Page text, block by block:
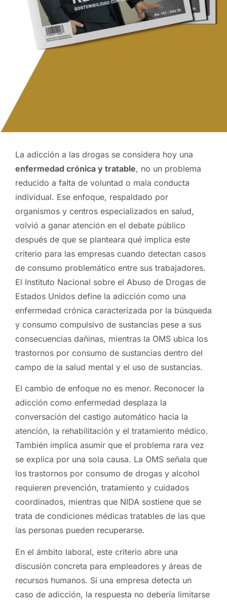
La adicción a las drogas se considera hoy una
enfermedad crónica y tratable, no un problema
reducido a falta de voluntad o mala conducta
individual. Ese enfoque, respaldado por
organismos y centros especializados en salud,
volvió a ganar atención en el debate público
después de que se planteara qué implica este
criterio para las empresas cuando detectan casos
de consumo problemático entre sus trabajadores.
El Instituto Nacional sobre el Abuso de Drogas de
Estados Unidos define la adicción como una
enfermedad crónica caracterizada por la búsqueda
y consumo compulsivo de sustancias pese a sus
consecuencias dañinas, mientras la OMS ubica los
trastornos por consumo de sustancias dentro del
campo de la salud mental y el uso de sustancias.
El cambio de enfoque no es menor. Reconocer la
adicción como enfermedad desplaza la
conversación del castigo automático hacia la
atención, la rehabilitación y el tratamiento médico.
También implica asumir que el problema rara vez
se explica por una sola causa. La OMS señala que
los trastornos por consumo de drogas y alcohol
requieren prevención, tratamiento y cuidados
coordinados, mientras que NIDA sostiene que se
trata de condiciones médicas tratables de las que
las personas pueden recuperarse.
En el ámbito laboral, este criterio abre una
discusión concreta para empleadores y áreas de
recursos humanos. Si una empresa detecta un
caso de adicción, la respuesta no debería limitarse